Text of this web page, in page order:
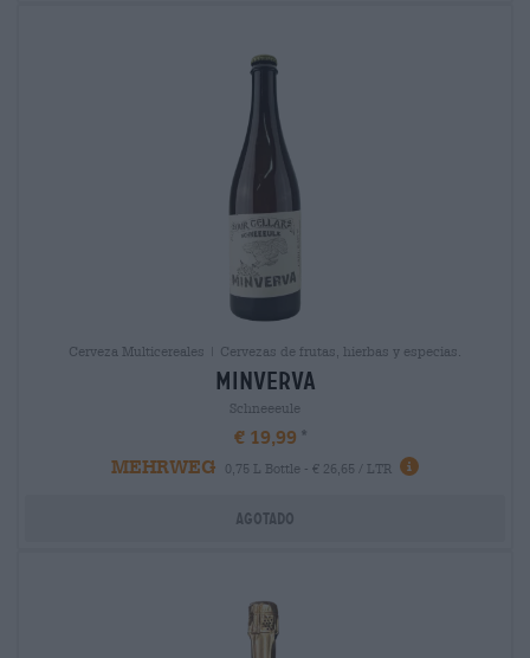
Cerveza Multicereales | Cervezas de frutas, hierbas y especias.
minverva
Schneeeule
€ 19,99
MEHRWEG
0,75 L Bottle - € 26,65 / LTR
Agotado